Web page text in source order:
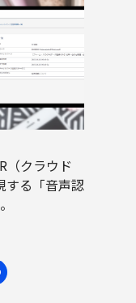
（クラウド
する「音声認